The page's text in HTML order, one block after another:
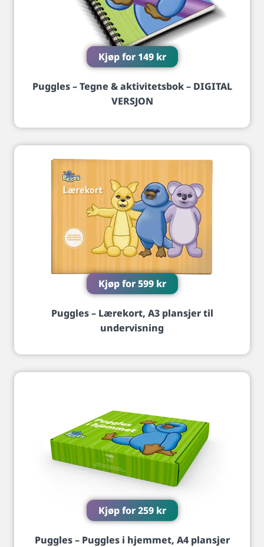
Kjøp for 149 kr
Puggles – Tegne & aktivitetsbok – DIGITAL
VERSJON
Kjøp for599 kr
Puggles – Lærekort, A3 plansjer til
undervisning
Kjøp for259 kr
Puggles – Puggles i hjemmet, A4 plansjer